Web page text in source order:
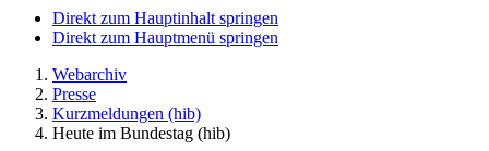
Direkt zum Hauptinhalt springen
Direkt zum Hauptmenü springen
Webarchiv
Presse
Kurzmeldungen (hib)
Heute im Bundestag (hib)